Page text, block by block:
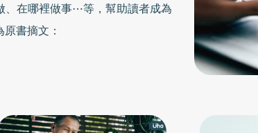
、在哪裡做事⋯等，幫助讀者成為
書摘文：